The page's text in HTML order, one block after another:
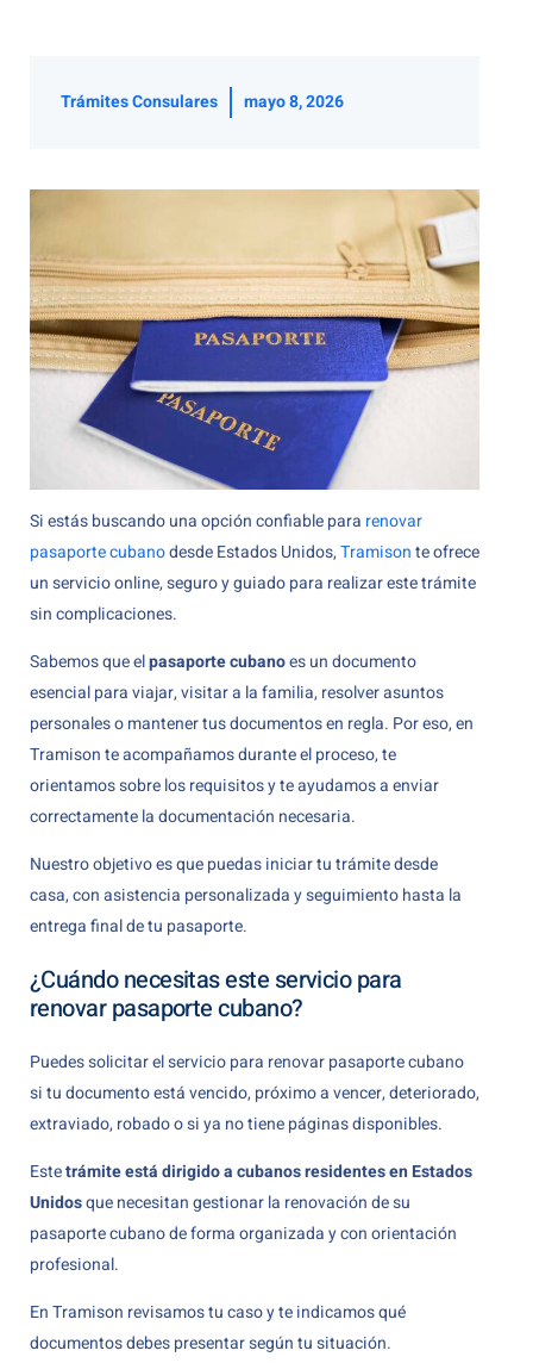
Trámites Consulares mayo 8, 2026
Si estás buscando una opción confiable para renovar
pasaporte cubanodesde Estados Unidos,Tramisonte ofrece
un servicio online, seguro y guiado para realizar este trámite
sin complicaciones.
Sabemos que elpasaporte cubanoes un documento
esencial para viajar, visitar a la familia, resolver asuntos
personales o mantener tus documentos en regla. Por eso, en
Tramison te acompañamos durante el proceso, te
orientamos sobre los requisitos y te ayudamos a enviar
correctamente la documentación necesaria.
Nuestro objetivo es que puedas iniciar tu trámite desde
casa, con asistencia personalizada y seguimiento hasta la
entrega final de tu pasaporte.
¿Cuándo necesitas este servicio para
renovar pasaporte cubano?
Puedes solicitar el servicio para renovar pasaporte cubano
si tu documento está vencido, próximo a vencer, deteriorado,
extraviado, robado o si ya no tiene páginas disponibles.
Estetrámite está dirigido a cubanos residentes en Estados
Unidosque necesitan gestionar la renovación de su
pasaporte cubano de forma organizada y con orientación
profesional.
En Tramison revisamos tu caso y te indicamos qué
documentos debes presentar según tu situación.